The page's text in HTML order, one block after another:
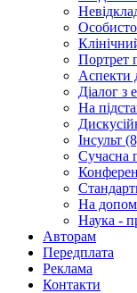
Портрет
Аспекти
Діалог з
На
Інсульт
Сучасна
На
Наука -
Авторам
Передплата
Реклама
Контакти